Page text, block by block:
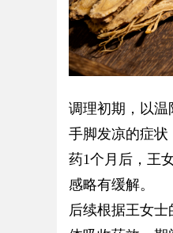
d
调理初期，以温
手脚发凉的症状
药1个月后，王
感略有缓解。
后续根据王女